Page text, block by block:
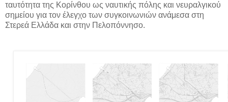
ταυτότητα της Κορίνθου ως ναυτικής πόλης και νευραλγικού
σημείου για τον έλεγχο των συγκοινωνιών ανάμεσα στη
Στερεά Ελλάδα και στην Πελοπόννησο.